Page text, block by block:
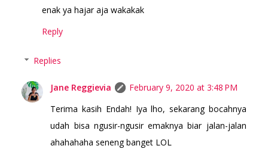
enak ya hajar aja wakakak
Reply
Replies
Jane Reggievia
February 9, 2020 at 3:48 PM
Terima kasih Endah! Iya lho, sekarang bocahnya
udah bisa ngusir-ngusir emaknya biar jalan-jalan
ahahahaha seneng banget LOL